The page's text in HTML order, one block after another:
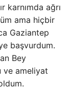
karnımda ağrı
ama hiçbir
Gaziantep
başvurdum.
Bey
ve ameliyat